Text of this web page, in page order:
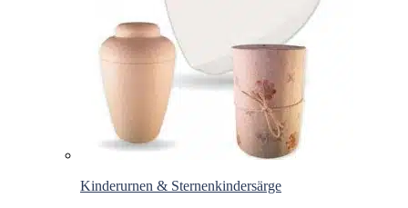
Kinderurnen & Sternenkindersärge